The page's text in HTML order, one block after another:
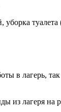
в лагерь,
из лагеря на